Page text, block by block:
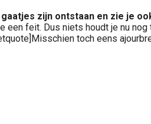
zijn ontstaan en zie je
feit. Dus niets houdt je nu
toch eens